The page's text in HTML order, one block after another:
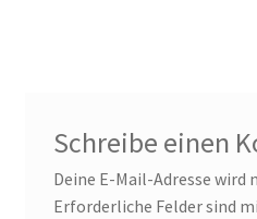
Schreibe einen
Deine E-Mail-Adresse
Erforderliche Felder sind